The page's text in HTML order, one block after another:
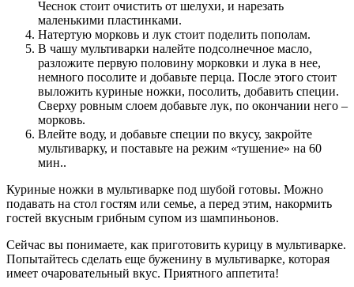
Чеснок стоит очистить от шелухи, и нарезать
маленькими пластинками.
Натертую морковь и лук стоит поделить пополам.
В чашу мультиварки налейте подсолнечное масло,
разложите первую половину морковки и лука в нее,
немного посолите и добавьте перца. После этого стоит
выложить куриные ножки, посолить, добавить специи.
Сверху ровным слоем добавьте лук, по окончании него –
морковь.
Влейте воду, и добавьте специи по вкусу, закройте
мультиварку, и поставьте на режим «тушение» на 60
мин..
Куриные ножки в мультиварке под шубой готовы. Можно
подавать на стол гостям или семье, а перед этим, накормить
гостей вкусным грибным супом из шампиньонов.
Сейчас вы понимаете, как приготовить курицу в мультиварке.
Попытайтесь сделать еще буженину в мультиварке, которая
имеет очаровательный вкус. Приятного аппетита!